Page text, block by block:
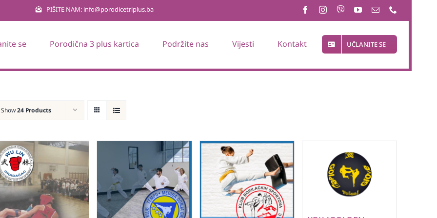
PIŠITE NAM: info@porodicetriplus.ba
se Porodična 3 plus kartica Podržite nas Vijesti Kontakt UČLANITE SE
Show24 Products